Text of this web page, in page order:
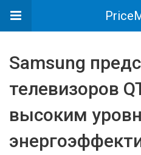
Samsung
телевизоров
высоким